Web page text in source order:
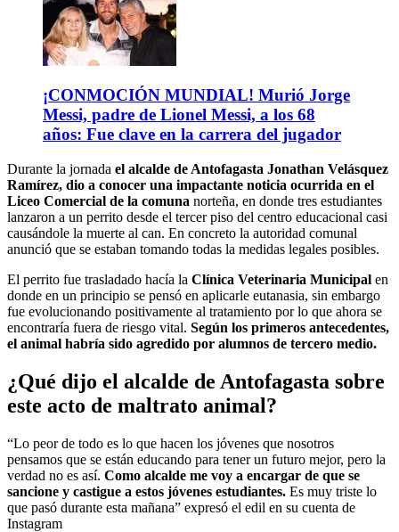
¡CONMOCIÓN MUNDIAL! Murió Jorge
Messi, padre de Lionel Messi, a los 68
años: Fue clave en la carrera del jugador
Durante la jornada el alcalde de Antofagasta Jonathan Velásquez
Ramírez, dio a conocer una impactante noticia ocurrida en el
Liceo Comercial de la comuna norteña, en donde tres estudiantes
lanzaron a un perrito desde el tercer piso del centro educacional casi
causándole la muerte al can. En concreto la autoridad comunal
anunció que se estaban tomando todas la medidas legales posibles.
El perrito fue trasladado hacía la Clínica Veterinaria Municipal en
donde en un principio se pensó en aplicarle eutanasia, sin embargo
fue evolucionando positivamente al tratamiento por lo que ahora se
encontraría fuera de riesgo vital. Según los primeros antecedentes,
el animal habría sido agredido por alumnos de tercero medio.
¿Qué dijo el alcalde de Antofagasta sobre
este acto de maltrato animal?
“Lo peor de todo es lo que hacen los jóvenes que nosotros
pensamos que se están educando para tener un futuro mejor, pero la
verdad no es así. Como alcalde me voy a encargar de que se
sancione y castigue a estos jóvenes estudiantes. Es muy triste lo
que pasó durante esta mañana” expresó el edil en su cuenta de
Instagram